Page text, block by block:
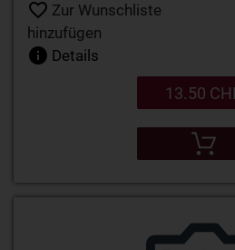
Zur Wunschliste
hinzufügen
Details
13.50